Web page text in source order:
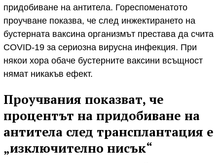
придобиване на антитела. Гореспоменатото
проучване показва, че след инжектирането на
бустерната ваксина организмът престава да счита
COVID-19 за сериозна вирусна инфекция. При
някои хора обаче бустерните ваксини всъщност
нямат никакъв ефект.
Проучвания показват, че
процентът на придобиване на
антитела след трансплантация е
„изключително нисък“